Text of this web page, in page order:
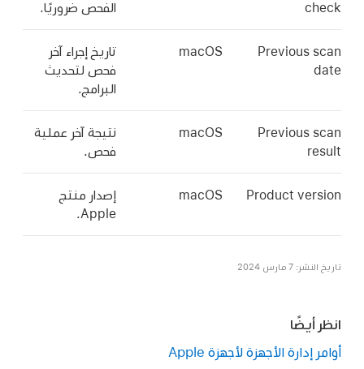
check
الفحص ضروريًا.
Previous scan
date
macOS
تاريخ إجراء آخر
فحص لتحديث
البرامج.
Previous scan
result
macOS
نتيجة آخر عملية
فحص.
Product version
macOS
إصدار منتج
Apple.
تاريخ النشر: 7 مارس 2024
انظر أيضًا
أوامر إدارة الأجهزة لأجهزة Apple